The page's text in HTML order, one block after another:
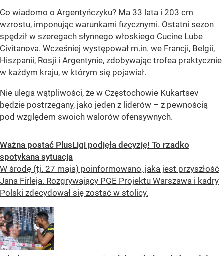
Co wiadomo o Argentyńczyku? Ma 33 lata i 203 cm
wzrostu, imponując warunkami fizycznymi. Ostatni sezon
spędził w szeregach słynnego włoskiego Cucine Lube
Civitanova. Wcześniej występował m.in. we Francji, Belgii,
Hiszpanii, Rosji i Argentynie, zdobywając trofea praktycznie
w każdym kraju, w którym się pojawiał.
Nie ulega wątpliwości, że w Częstochowie Kukartsev
będzie postrzegany, jako jeden z liderów – z pewnością
pod względem swoich walorów ofensywnych.
Ważna postać PlusLigi podjęła decyzję! To rzadko
spotykana sytuacja
W środę (tj. 27 maja) poinformowano, jaka jest przyszłość
Jana Firleja. Rozgrywający PGE Projektu Warszawa i kadry
Polski zdecydował się zostać w stolicy.